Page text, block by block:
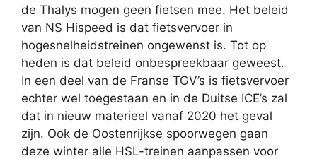
de Thalys mogen geen fietsen mee. Het beleid
van NS Hispeed is dat fietsvervoer in
hogesnelheidstreinen ongewenst is. Tot op
heden is dat beleid onbespreekbaar geweest.
In een deel van de Franse TGV’s is fietsvervoer
echter wel toegestaan en in de Duitse ICE’s zal
dat in nieuw materieel vanaf 2020 het geval
zijn. Ook de Oostenrijkse spoorwegen gaan
deze winter alle HSL-treinen aanpassen voor